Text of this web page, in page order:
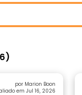
por Marion Boon
em Jul 16, 2026